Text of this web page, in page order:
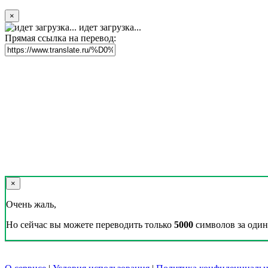
×
идет загрузка...
Прямая ссылка на перевод:
×
Очень жаль,
Но сейчас вы можете переводить только 5000 символов за